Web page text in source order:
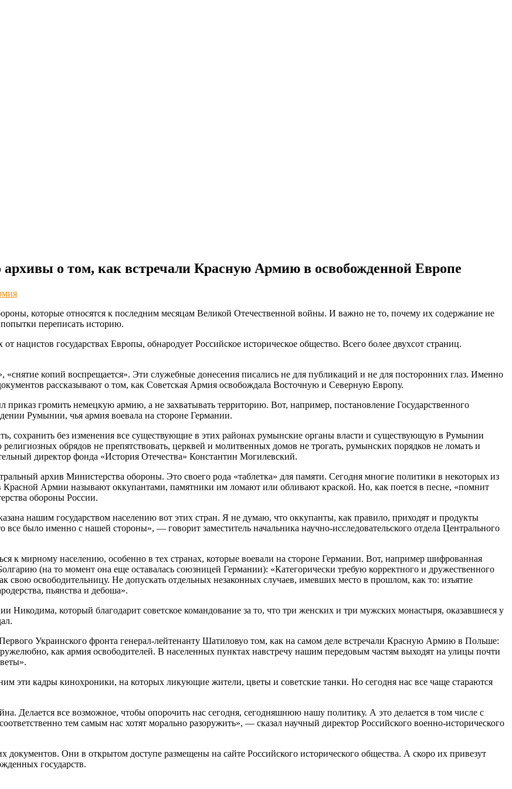
о том, как встречали Красную Армию в освобожденной Европе
которые относятся к последним месяцам Великой Отечественной войны. И важно не то, почему их содержание не
переписать историю.
нацистов государствах Европы, обнародует Российское историческое общество. Всего более двухсот страниц.
копий воспрещается». Эти служебные донесения писались не для публикаций и не для посторонних глаз. Именно
рассказывают о том, как Советская Армия освобождала Восточную и Северную Европу.
громить немецкую армию, а не захватывать территорию. Вот, например, постановление Государственного
Румынии, чья армия воевала на стороне Германии.
сохранить без изменения все существующие в этих районах румынские органы власти и существующую в Румынии
обрядов не препятствовать, церквей и молитвенных домов не трогать, румынских порядков не ломать и
директор фонда «История Отечества» Константин Могилевский.
архив Министерства обороны. Это своего рода «таблетка» для памяти. Сегодня многие политики в некоторых из
Красной Армии называют оккупантами, памятники им ломают или обливают краской. Но, как поется в песне, «помнит
обороны России.
нашим государством населению вот этих стран. Я не думаю, что оккупанты, как правило, приходят и продукты
было именно с нашей стороны», — говорит заместитель начальника научно-исследовательского отдела Центрального
к мирному населению, особенно в тех странах, которые воевали на стороне Германии. Вот, например шифрованная
(на то момент она еще оставалась союзницей Германии): «Категорически требую корректного и дружественного
освободительницу. Не допускать отдельных незаконных случаев, имевших место в прошлом, как то: изъятие
пьянства и дебоша».
который благодарит советское командование за то, что три женских и три мужских монастыря, оказавшиеся у
Украинского фронта генерал-лейтенанту Шатиловуо том, как на самом деле встречали Красную Армию в Польше:
как армия освободителей. В населенных пунктах навстречу нашим передовым частям выходят на улицы почти
эти кадры кинохроники, на которых ликующие жители, цветы и советские танки. Но сегодня нас все чаще стараются
Делается все возможное, чтобы опорочить нас сегодня, сегодняшнюю нашу политику. А это делается в том числе с
тем самым нас хотят морально разоружить», — сказал научный директор Российского военно-исторического
Они в открытом доступе размещены на сайте Российского исторического общества. А скоро их привезут
государств.